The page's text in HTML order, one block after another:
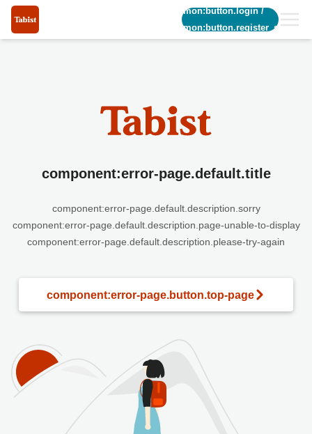
common:button.login/
common:button.register_short
component:error-page.default.title
component:error-page.default.description.sorry
component:error-page.default.description.page-unable-to-display
component:error-page.default.description.please-try-again
component:error-page.button.top-page